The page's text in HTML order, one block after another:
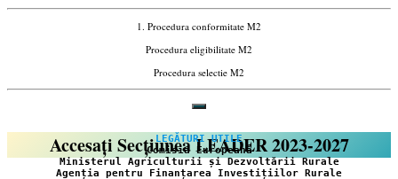
1. Procedura conformitate M2
Procedura eligibilitate M2
Procedura selectie M2
Accesați Secțiunea LEADER 2023-2027
LEGĂTURI UTILE
Comisia Europeană
Ministerul Agriculturii și Dezvoltării Rurale
Agenția pentru Finanțarea Investițiilor Rurale